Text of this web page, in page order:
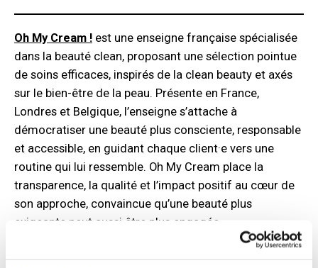
Oh My Cream ! est une enseigne française spécialisée
dans la beauté clean, proposant une sélection pointue
de soins efficaces, inspirés de la clean beauty et axés
sur le bien-être de la peau. Présente en France,
Londres et Belgique, l’enseigne s’attache à
démocratiser une beauté plus consciente, responsable
et accessible, en guidant chaque client·e vers une
routine qui lui ressemble. Oh My Cream place la
transparence, la qualité et l’impact positif au cœur de
son approche, convaincue qu’une beauté plus
exigeante peut aussi être plus engagée.
“Permettre à chacun.e de prendre soin de soi